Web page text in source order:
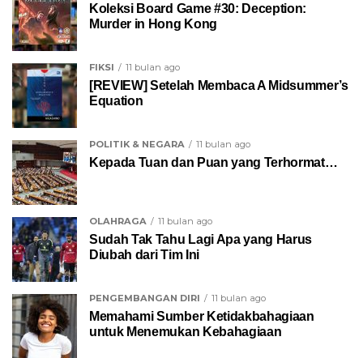
Koleksi Board Game #30: Deception:
Murder in Hong Kong
FIKSI 11 bulan ago
[REVIEW] Setelah Membaca A Midsummer’s
Equation
POLITIK & NEGARA 11 bulan ago
Kepada Tuan dan Puan yang Terhormat…
OLAHRAGA 11 bulan ago
Sudah Tak Tahu Lagi Apa yang Harus
Diubah dari Tim Ini
PENGEMBANGAN DIRI 11 bulan ago
Memahami Sumber Ketidakbahagiaan
untuk Menemukan Kebahagiaan